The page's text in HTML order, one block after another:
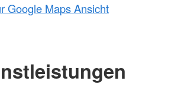
Google Maps Ansicht